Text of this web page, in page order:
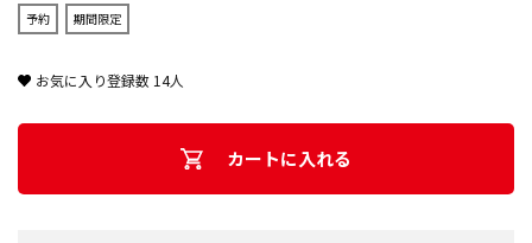
予約 期間限定
お気に入り登録数 14人
カートに入れる